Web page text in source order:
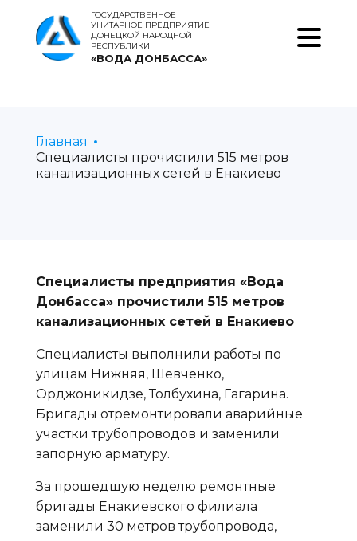
ГОСУДАРСТВЕННОЕ
УНИТАРНОЕ ПРЕДПРИЯТИЕ
ДОНЕЦКОЙ НАРОДНОЙ
РЕСПУБЛИКИ
«ВОДА ДОНБАССА»
Главная
Специалисты прочистили 515 метров
канализационных сетей в Енакиево
Специалисты предприятия «Вода
Донбасса» прочистили 515 метров
канализационных сетей в Енакиево
Специалисты выполнили работы по
улицам Нижняя, Шевченко,
Орджоникидзе, Толбухина, Гагарина.
Бригады отремонтировали аварийные
участки трубопроводов и заменили
запорную арматуру.
За прошедшую неделю ремонтные
бригады Енакиевского филиала
заменили 30 метров трубопровода,